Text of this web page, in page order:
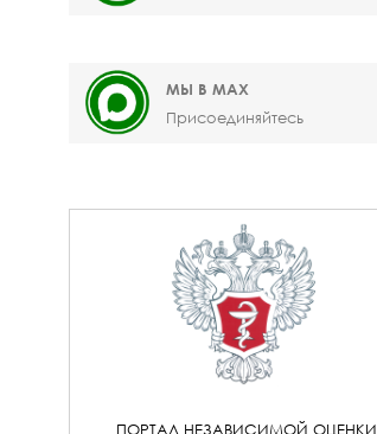
МЫ В MAX
Присоединяйтесь
ПОРТАЛ НЕЗАВИСИМОЙ ОЦЕНКИ